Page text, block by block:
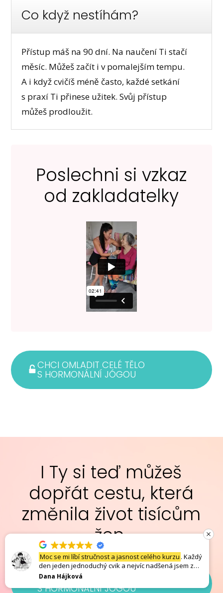
Co když nestíhám?
Přístup máš na 90 dní. Na naučení Ti stačí
měsíc. Můžeš začít i v pomalejším tempu.
A i když cvičíš méně často, každé setkání
s praxí Ti přinese užitek. Svůj přístup
můžeš prodloužit.
Poslechni si vzkaz
od zakladatelky
CHCI OMLADIT CELÉ TĚLO
S HORMONÁLNÍ JÓGOU
I Ty si teď můžeš
dopřát cestu, která
změnila život tisícům
žen.
CHCI OMLADIT CELÉ TĚLO
S HORMONÁLNÍ JÓGOU
Moc se mi líbí stručnost a jasnost celého kurzu . Každý
den jeden jednoduchý cvik a nejvíc nadšená jsem z
baňkování. Děkuji. Danča
Dana Hájková